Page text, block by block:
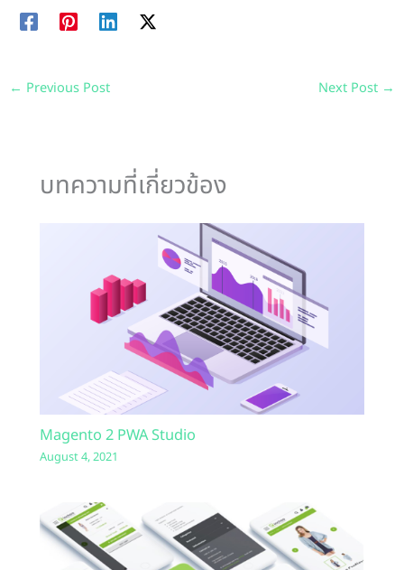
← Previous Post Next Post →
บทความที่เกี่ยวข้อง
Magento 2 PWA Studio
August 4, 2021